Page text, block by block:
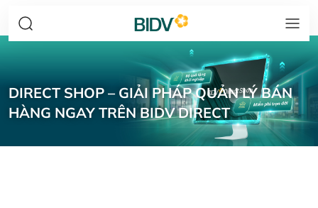
DIRECT SHOP – GIẢI PHÁP QUẢN LÝ BÁN
HÀNG NGAY TRÊN BIDV DIRECT